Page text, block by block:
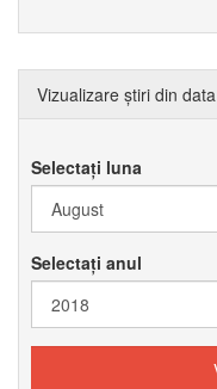
Vizualizare știri din data
Selectați luna
Selectați anul